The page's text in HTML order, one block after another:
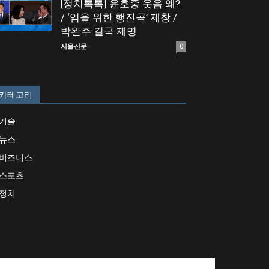
[정치톡톡] 윤호중 웃음 왜?
/ ‘임을 위한 행진곡’ 제창 /
박완주 결국 제명
서울신문 0
테고리
술
스
즈니스
포츠
치